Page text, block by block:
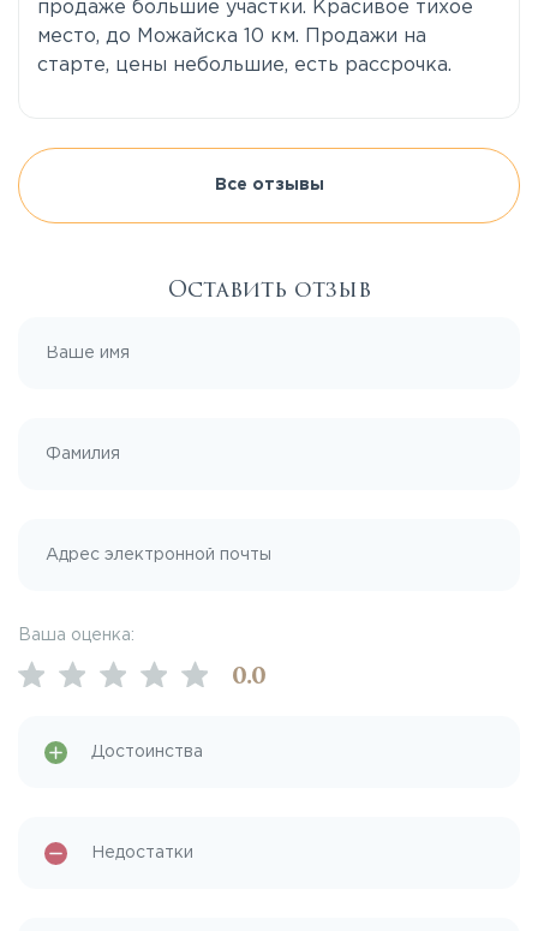
продаже большие участки. Красивое тихое
место, до Можайска 10 км. Продажи на
старте, цены небольшие, есть рассрочка.
Все отзывы
Оставить отзыв
Ваша оценка:
0.0